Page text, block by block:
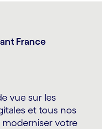
France
vue sur les
et tous nos
votre